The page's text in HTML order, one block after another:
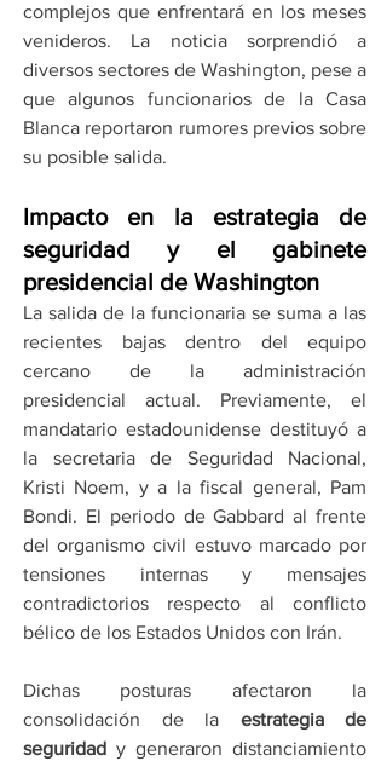
complejos que enfrentará en los meses
venideros. La noticia sorprendió a
diversos sectores de Washington, pese a
que algunos funcionarios de la Casa
Blanca reportaron rumores previos sobre
su posible salida.
Impacto en la estrategia de
seguridad y el gabinete
presidencial de Washington
La salida de la funcionaria se suma a las
recientes bajas dentro del equipo
cercano de la administración
presidencial actual. Previamente, el
mandatario estadounidense destituyó a
la secretaria de Seguridad Nacional,
Kristi Noem, y a la fiscal general, Pam
Bondi. El periodo de Gabbard al frente
del organismo civil estuvo marcado por
tensiones internas y mensajes
contradictorios respecto al conflicto
bélico de los Estados Unidos con Irán.
Dichas posturas afectaron la
consolidación de la estrategia de
seguridad y generaron distanciamiento